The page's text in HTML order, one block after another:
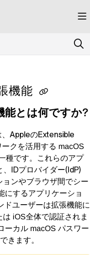
kandji.document360.io/
機能
能とは何ですか?
AppleのExtensible
クを活用する macOS
種です。これらのアプ
、IDプロバイダー(IdP)
ョンやブラウザ間でシー
にするアプリケーショ
ドユーザーは拡張機能に
は iOS全体で認証されま
ーカル macOS パスワー
きます。